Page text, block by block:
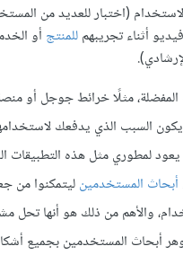
(اختبار للعديد من
أثناء تجريبهمللمنتج أو
يكون السبب الذي يدفعك
لمطوري مثل هذه التطبيقات
أبحاث المستخدمينليتمكنوا من
والأهم من ذلك هو أنها تحل
أبحاث المستخدمين بجميع